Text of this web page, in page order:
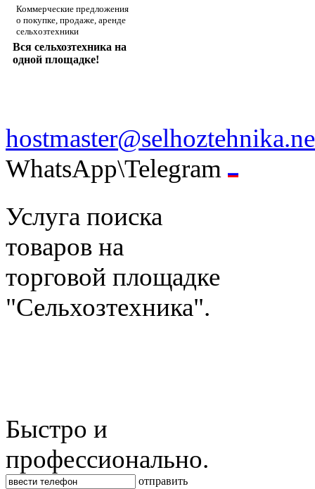
Коммерческие предложения
о покупке, продаже, аренде
сельхозтехники
Вся сельхозтехника на
одной площадке!
WhatsApp\Telegram
Услуга поиска
товаров на
торговой площадке
"Сельхозтехника".
Быстро и
профессионально.
отправить